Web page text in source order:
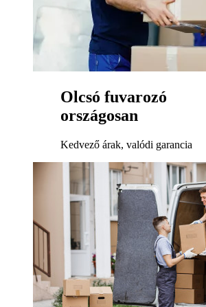
Olcsó fuvarozó
országosan
Kedvező árak, valódi garancia